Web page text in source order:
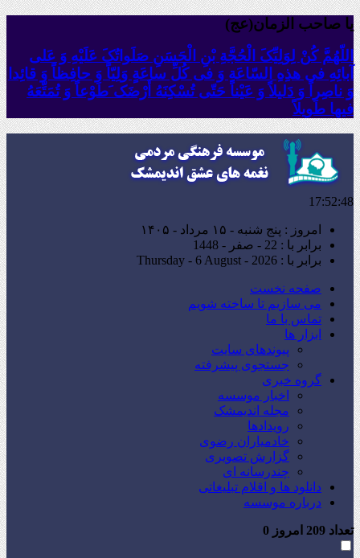
یا صاحب الزمان(عج)
اللّهُمَّ کُنْ لِوَلِیِّکَ الْحُجَّةِ بْنِ الْحَسَنِ صَلَواتُکَ عَلَیْهِ وَ عَلى
آبائِهِ فی هذِهِ السّاعَةِ وَ فی کُلِّ ساعَةٍ وَلِیّاً وَ حافِظاً وَ قائِدا
‏وَ ناصِراً وَ دَلیلاً وَ عَیْناً حَتّى تُسْکِنَهُ أَرْضَک َطَوْعاً وَ تُمَتِّعَهُ
فیها طَویلاً
17:52:50
امروز : پنج شنبه - ۱۵ مرداد - ۱۴۰۵
برابر با : 22 - صفر - 1448
برابر با : Thursday - 6 August - 2026
صفحه نخست
می سازیم تا ساخته شویم
تماس با ما
ابزار ها
پیوندهای سایت
جستجوی پیشرفته
گروه خبری
اخبار موسسه
مجله اندیمشک
رویدادها
خادمیاران رضوی
گزارش تصویری
چندرسانه ای
دانلود ها و اقلام تبلیغاتی
درباره موسسه
تعداد امروز 0